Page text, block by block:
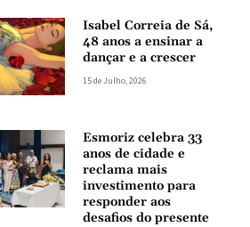
Isabel Correia de Sá,
48 anos a ensinar a
dançar e a crescer
15 de Julho, 2026
Esmoriz celebra 33
anos de cidade e
reclama mais
investimento para
responder aos
desafios do presente